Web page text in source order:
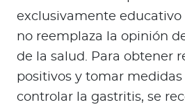
exclusivamente educativo
no reemplaza la opinión
de la salud. Para obtener
positivos y tomar medidas
controlar la gastritis, se